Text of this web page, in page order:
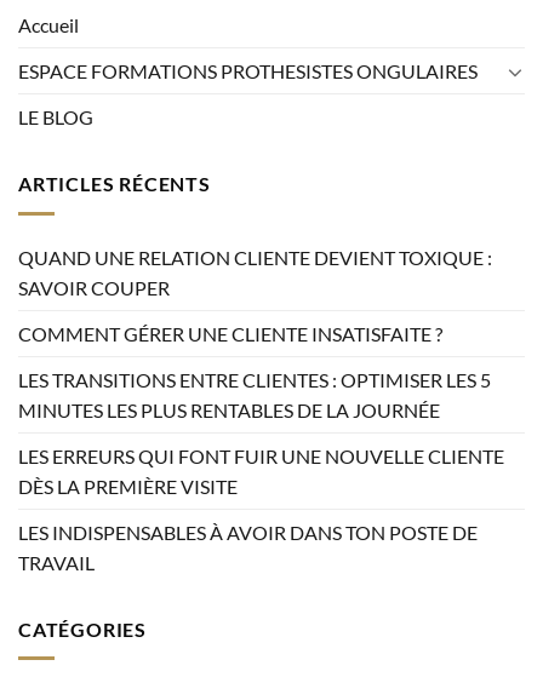
Accueil
ESPACE FORMATIONS PROTHESISTES ONGULAIRES
LE BLOG
ARTICLES RÉCENTS
QUAND UNE RELATION CLIENTE DEVIENT TOXIQUE :
SAVOIR COUPER
COMMENT GÉRER UNE CLIENTE INSATISFAITE ?
LES TRANSITIONS ENTRE CLIENTES : OPTIMISER LES 5
MINUTES LES PLUS RENTABLES DE LA JOURNÉE
LES ERREURS QUI FONT FUIR UNE NOUVELLE CLIENTE
DÈS LA PREMIÈRE VISITE
LES INDISPENSABLES À AVOIR DANS TON POSTE DE
TRAVAIL
CATÉGORIES